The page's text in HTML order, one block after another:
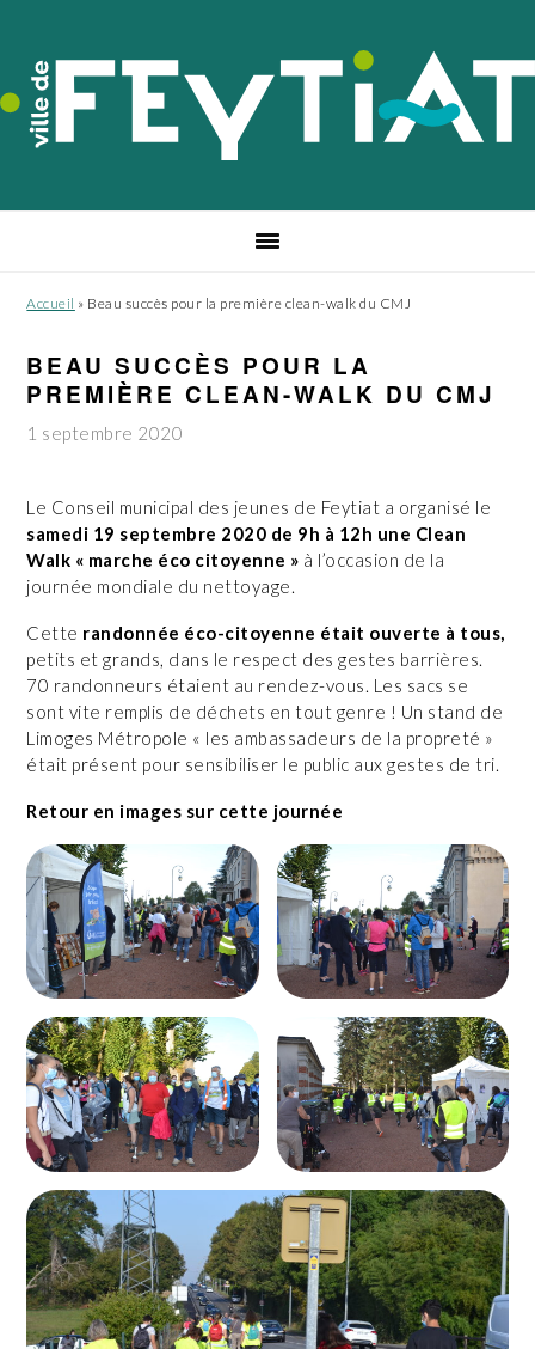
navigation
principale
contenu
principal
pied
de
page
Accueil » Beau succès pour la première clean-walk du CMJ
BEAU SUCCÈS POUR LA
PREMIÈRE CLEAN-WALK DU CMJ
1 septembre 2020
Le Conseil municipal des jeunes de Feytiat a organisé le
samedi 19 septembre 2020 de 9h à 12h une Clean
Walk « marche éco citoyenne » à l’occasion de la
journée mondiale du nettoyage.
Cette randonnée éco-citoyenne était ouverte à tous,
petits et grands, dans le respect des gestes barrières.
70 randonneurs étaient au rendez-vous. Les sacs se
sont vite remplis de déchets en tout genre ! Un stand de
Limoges Métropole « les ambassadeurs de la propreté »
était présent pour sensibiliser le public aux gestes de tri.
Retour en images sur cette journée